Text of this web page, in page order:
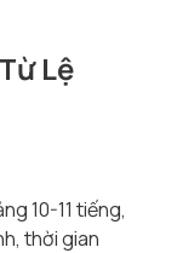
Lệ
10-11 tiếng,
thời gian